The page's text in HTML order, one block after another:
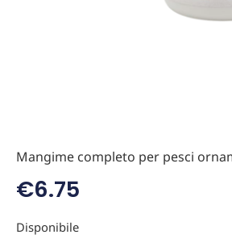
Mangime completo per pesci
€6.75
Disponibile